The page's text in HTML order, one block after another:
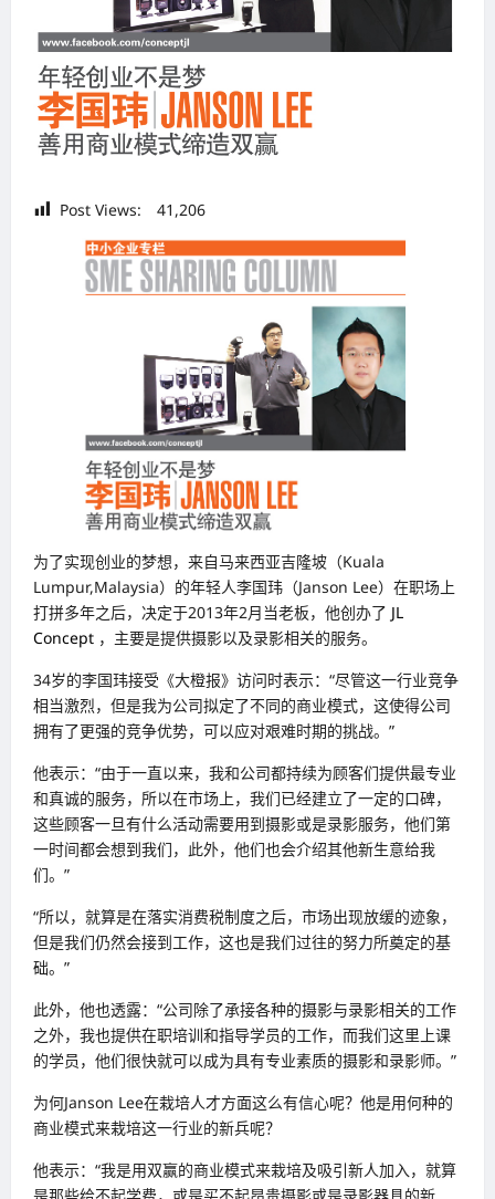
Post Views: 41,206
为了实现创业的梦想，来自马来西亚吉隆坡（Kuala
Lumpur,Malaysia）的年轻人李国玮（Janson Lee）在职场上
打拼多年之后，决定于2013年2月当老板， 他创办了 JL
Concept ，主要是提供摄影以及录影相关的服务。
34岁的李国玮接受《大橙报》访问时表示：“尽管这一行业竞争
相当激烈，但是我为公司拟定了不同的商业模式，这使得公司
拥有了更强的竞争优势，可以应对艰难时期的挑战。”
他表示：“由于一直以来，我和公司都持续为顾客们提供最专业
和真诚的服务，所以在市场上，我们已经建立了一定的口碑，
这些顾客一旦有什么活动需要用到摄影或是录影服务，他们第
一时间都会想到我们，此外，他们也会介绍其他新生意给我
们。”
“所以，就算是在落实消费税制度之后，市场出现放缓的迹象，
但是我们仍然会接到工作，这也是我们过往的努力所奠定的基
础。”
此外，他也透露：“公司除了承接各种的摄影与录影相关的工作
之外，我也提供在职培训和指导学员的工作，而我们这里上课
的学员，他们很快就可以成为具有专业素质的摄影和录影师。”
为何Janson Lee在栽培人才方面这么有信心呢？他是用何种的
商业模式来栽培这一行业的新兵呢？
他表示：“我是用双赢的商业模式来栽培及吸引新人加入，就算